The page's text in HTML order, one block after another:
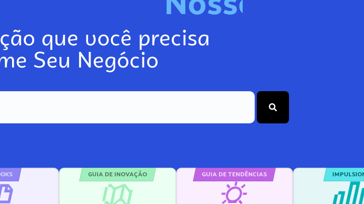
que você precisa
Seu Negócio
GUIA DE INOVAÇÃO GUIA DE TENDÊNCIAS